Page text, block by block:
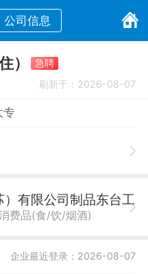
公司信息
） 急聘
刷新于：2026-08-07
专
）有限公司制品东台工厂
费品(食/饮/烟酒)
企业最近登录：2026-08-07